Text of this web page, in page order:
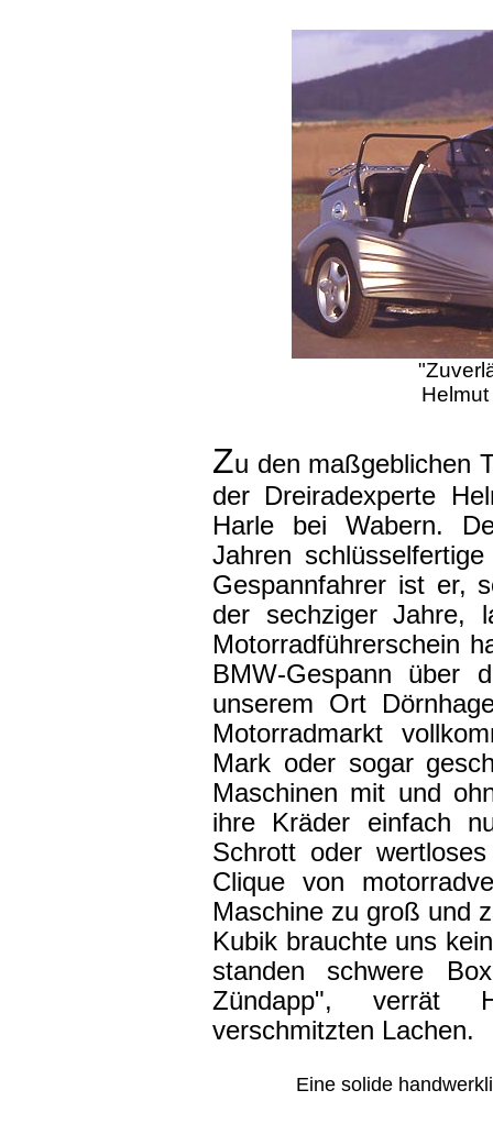
Zu den maßgeblichen
der Dreiradexperte
Harle bei Wabern.
Jahren
Gespannfahrer ist er,
der sechziger Jahre,
Motorradführerschein
BMW-Gespann über
unserem Ort
Motorradmarkt
Mark oder sogar
Maschinen mit und
ihre Kräder einfach
Schrott oder
Clique von
Maschine zu groß und
Kubik brauchte uns
standen schwere
Zündapp", verrät
verschmitzten Lachen.
Eine solide